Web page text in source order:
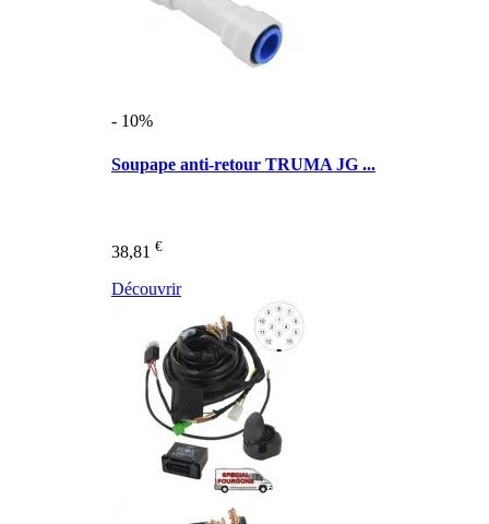
- 10%
Soupape anti-retour TRUMA JG ...
38,81 €
Découvrir